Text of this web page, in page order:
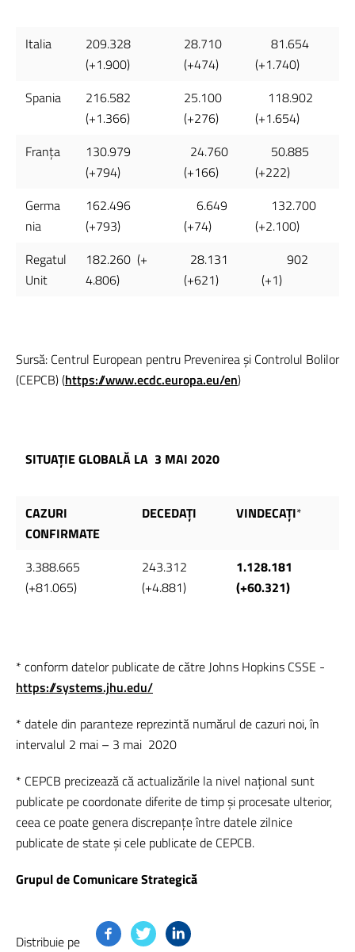
Italia
209.328
(+1.900)
28.710
(+474)
81.654
(+1.740)
Spania
216.582
(+1.366)
25.100
(+276)
118.902
(+1.654)
Franţa
130.979
(+794)
24.760
(+166)
50.885
(+222)
Germa
nia
162.496
(+793)
6.649
(+74)
132.700
(+2.100)
Regatul
Unit
182.260 (+
4.806)
28.131
(+621)
902
(+1)
Sursă: Centrul European pentru Prevenirea și Controlul Bolilor
(CEPCB) (https://www.ecdc.europa.eu/en)
SITUAȚIE GLOBALĂ LA 3 MAI 2020
CAZURI
CONFIRMATE
DECEDAȚI VINDECAȚI*
3.388.665
(+81.065)
243.312
(+4.881)
1.128.181
(+60.321)
* conform datelor publicate de către Johns Hopkins CSSE -
https://systems.jhu.edu/
* datele din paranteze reprezintă numărul de cazuri noi, în
intervalul 2 mai – 3 mai 2020
* CEPCB precizează că actualizările la nivel național sunt
publicate pe coordonate diferite de timp și procesate ulterior,
ceea ce poate genera discrepanțe între datele zilnice
publicate de state și cele publicate de CEPCB.
Grupul de Comunicare Strategică
Distribuie pe